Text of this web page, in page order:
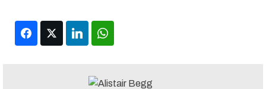
FacebookTwitter LinkedIn